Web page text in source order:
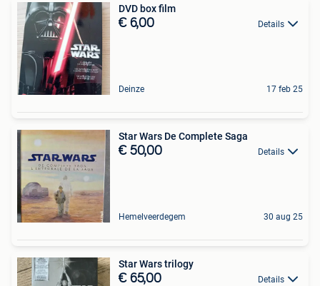
DVD box film
€ 6,00 Details
Deinze 17 feb 25
Star Wars De Complete Saga
€ 50,00 Details
Hemelveerdegem 30 aug 25
Star Wars trilogy
€ 65,00 Details